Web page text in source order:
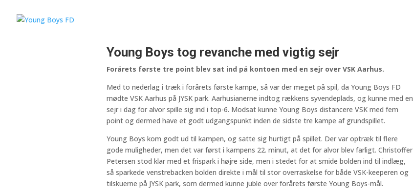
Young Boys tog revanche med vigtig sejr
Forårets første tre point blev sat ind på kontoen med en sejr over VSK Aarhus.
Med to nederlag i træk i forårets første kampe, så var der meget på spil, da Young Boys FD
mødte VSK Aarhus på JYSK park. Aarhusianerne indtog rækkens syvendeplads, og kunne med en
sejr i dag for alvor spille sig ind i top-6. Modsat kunne Young Boys distancere VSK med fem
point og dermed have et godt udgangspunkt inden de sidste tre kampe af grundspillet.
Young Boys kom godt ud til kampen, og satte sig hurtigt på spillet. Der var optræk til flere
gode muligheder, men det var først i kampens 22. minut, at det for alvor blev farligt. Christoffer
Petersen stod klar med et frispark i højre side, men i stedet for at smide bolden ind til indlæg,
så sparkede venstrebacken bolden direkte i mål til stor overraskelse for både VSK-keeperen og
tilskuerne på JYSK park, som dermed kunne juble over forårets første Young Boys-mål.